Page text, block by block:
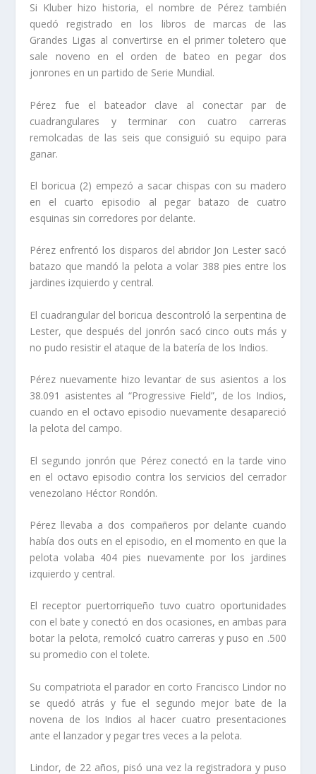
Si Kluber hizo historia, el nombre de Pérez también
quedó registrado en los libros de marcas de las
Grandes Ligas al convertirse en el primer toletero que
sale noveno en el orden de bateo en pegar dos
jonrones en un partido de Serie Mundial.
Pérez fue el bateador clave al conectar par de
cuadrangulares y terminar con cuatro carreras
remolcadas de las seis que consiguió su equipo para
ganar.
El boricua (2) empezó a sacar chispas con su madero
en el cuarto episodio al pegar batazo de cuatro
esquinas sin corredores por delante.
Pérez enfrentó los disparos del abridor Jon Lester sacó
batazo que mandó la pelota a volar 388 pies entre los
jardines izquierdo y central.
El cuadrangular del boricua descontroló la serpentina de
Lester, que después del jonrón sacó cinco outs más y
no pudo resistir el ataque de la batería de los Indios.
Pérez nuevamente hizo levantar de sus asientos a los
38.091 asistentes al “Progressive Field”, de los Indios,
cuando en el octavo episodio nuevamente desapareció
la pelota del campo.
El segundo jonrón que Pérez conectó en la tarde vino
en el octavo episodio contra los servicios del cerrador
venezolano Héctor Rondón.
Pérez llevaba a dos compañeros por delante cuando
había dos outs en el episodio, en el momento en que la
pelota volaba 404 pies nuevamente por los jardines
izquierdo y central.
El receptor puertorriqueño tuvo cuatro oportunidades
con el bate y conectó en dos ocasiones, en ambas para
botar la pelota, remolcó cuatro carreras y puso en .500
su promedio con el tolete.
Su compatriota el parador en corto Francisco Lindor no
se quedó atrás y fue el segundo mejor bate de la
novena de los Indios al hacer cuatro presentaciones
ante el lanzador y pegar tres veces a la pelota.
Lindor, de 22 años, pisó una vez la registradora y puso